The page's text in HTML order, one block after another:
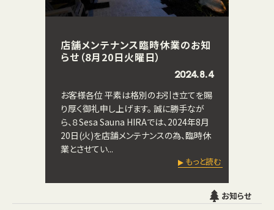
店舗メンテナンス臨時休業のお知
らせ（8月20日火曜日）
2024.8.4
お客様各位 平素は格別のお引き立てを賜
り厚く御礼申し上げます。 誠に勝手なが
ら、８Sesa Sauna HIRAでは、2024年8月
20日(火)を店舗メンテナンスの為、臨時休
業とさせてい...
もっと読む
お知らせ